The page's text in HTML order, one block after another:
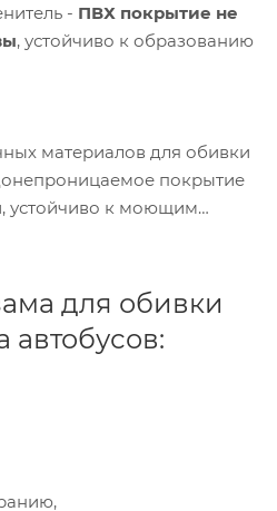
- ПВХ покрытие не
, устойчиво к образованию
материалов для обивки
покрытие
устойчиво к моющим
для обивки
автобусов: